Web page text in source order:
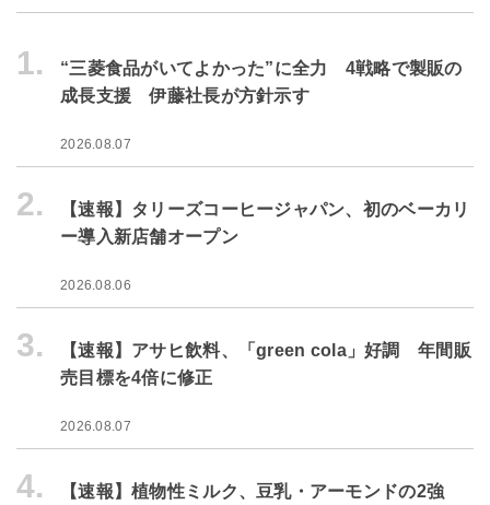
1.
“三菱食品がいてよかった”に全力 4戦略で製販の
成長支援 伊藤社長が方針示す
2026.08.07
2.
【速報】タリーズコーヒージャパン、初のベーカリ
ー導入新店舗オープン
2026.08.06
3.
【速報】アサヒ飲料、「green cola」好調 年間販
売目標を4倍に修正
2026.08.07
4.
【速報】植物性ミルク、豆乳・アーモンドの2強